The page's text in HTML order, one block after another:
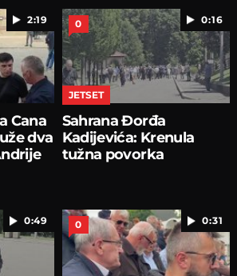
2:19
Cana
dva
0:16
0
JETSET
Sahrana Đorđa
Kadijevića: Krenula
tužna povorka
0:49 0:31
0